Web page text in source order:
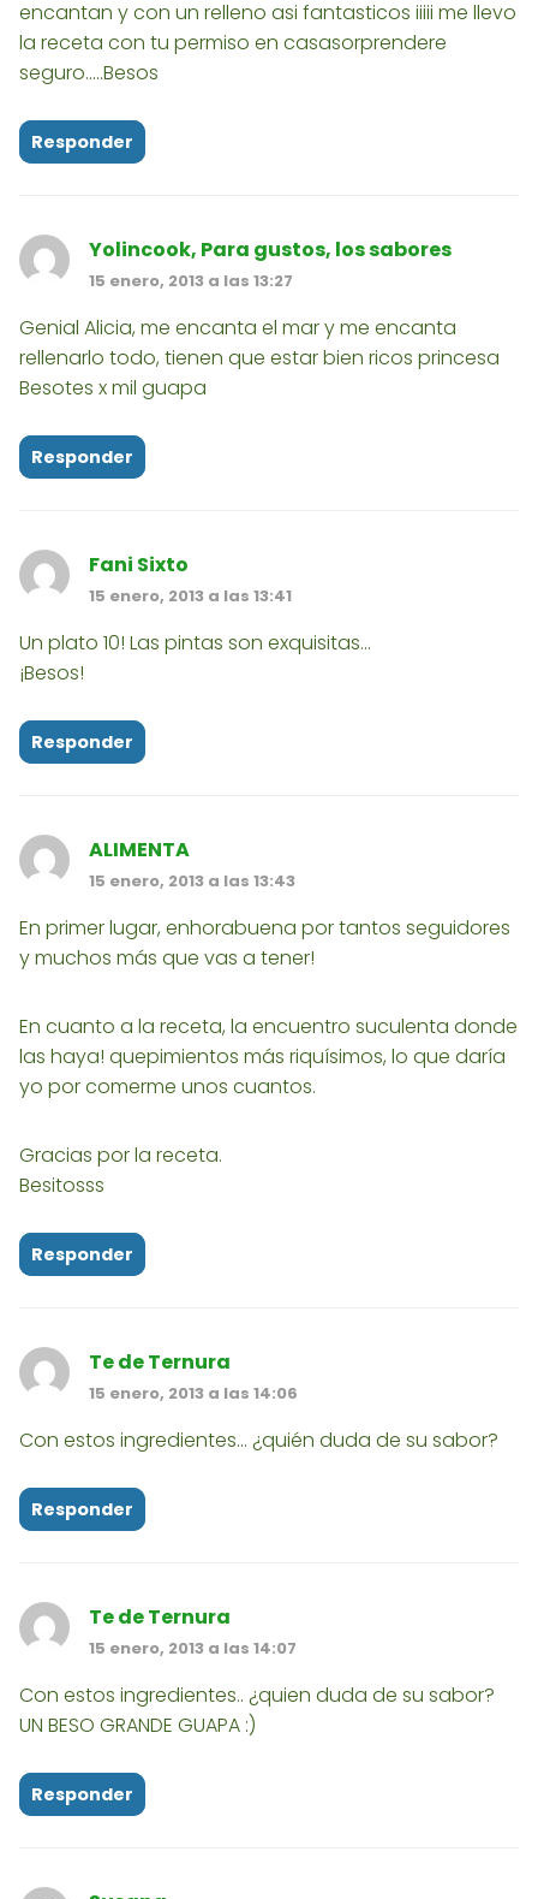
encantan y con un relleno asi fantasticos iiiii me llevo
la receta con tu permiso en casasorprendere
seguro.....Besos
Responder
Yolincook, Para gustos, los sabores
15 enero, 2013 a las 13:27
Genial Alicia, me encanta el mar y me encanta
rellenarlo todo, tienen que estar bien ricos princesa
Besotes x mil guapa
Responder
Fani Sixto
15 enero, 2013 a las 13:41
Un plato 10! Las pintas son exquisitas...
¡Besos!
Responder
ALIMENTA
15 enero, 2013 a las 13:43
En primer lugar, enhorabuena por tantos seguidores
y muchos más que vas a tener!
En cuanto a la receta, la encuentro suculenta donde
las haya! quepimientos más riquísimos, lo que daría
yo por comerme unos cuantos.
Gracias por la receta.
Besitosss
Responder
Te de Ternura
15 enero, 2013 a las 14:06
Con estos ingredientes... ¿quién duda de su sabor?
Responder
Te de Ternura
15 enero, 2013 a las 14:07
Con estos ingredientes.. ¿quien duda de su sabor?
UN BESO GRANDE GUAPA :)
Responder